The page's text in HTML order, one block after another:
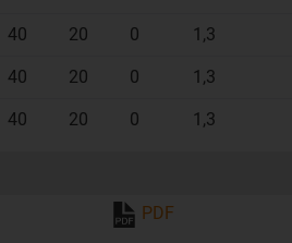
40 20 0 1,3
40 20 0 1,3
40 20 0 1,3
PDF